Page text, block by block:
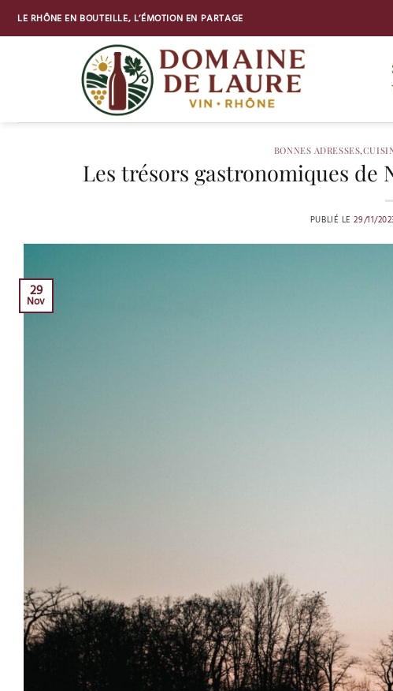
LE RHÔNE EN BOUTEILLE, L’ÉMOTION EN PARTAGE
BONNES ADRESSES,
Les trésors gastronomiques
PUBLIÉ LE29/11/
29
Nov